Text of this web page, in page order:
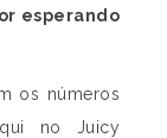
esperando
os números
no Juicy